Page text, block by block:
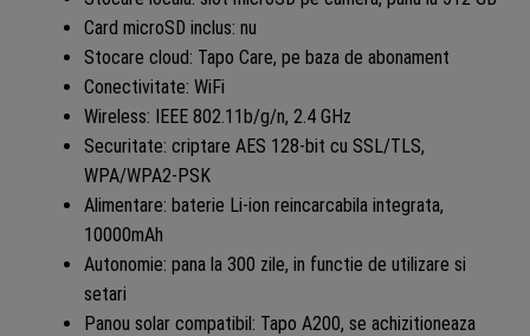
Card microSD inclus: nu
Stocare cloud: Tapo Care, pe baza de abonament
Conectivitate: WiFi
Wireless: IEEE 802.11b/g/n, 2.4 GHz
Securitate: criptare AES 128-bit cu SSL/TLS,
WPA/WPA2-PSK
Alimentare: baterie Li-ion reincarcabila integrata,
10000mAh
Autonomie: pana la 300 zile, in functie de utilizare si
setari
Panou solar compatibil: Tapo A200, se achizitioneaza